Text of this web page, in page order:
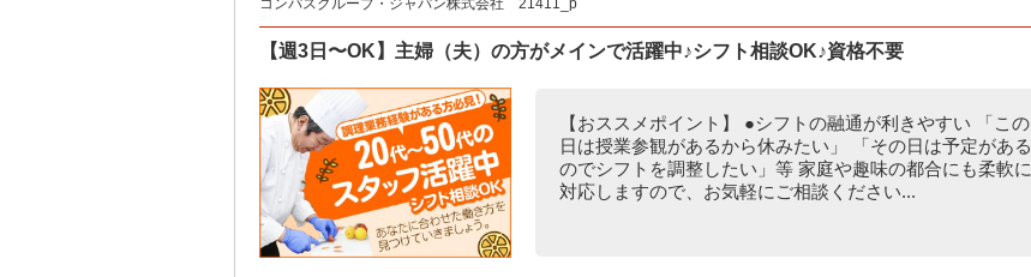
コンパスグループ・ジャパン株式会社 21411_p
【週3日〜OK】主婦（夫）の方がメインで活躍中♪シフト相談OK♪資格不要
【おススメポイント】 ●シフトの融通が利きやすい 「この
日は授業参観があるから休みたい」 「その日は予定がある
のでシフトを調整したい」等 家庭や趣味の都合にも柔軟に
対応しますので、お気軽にご相談ください...